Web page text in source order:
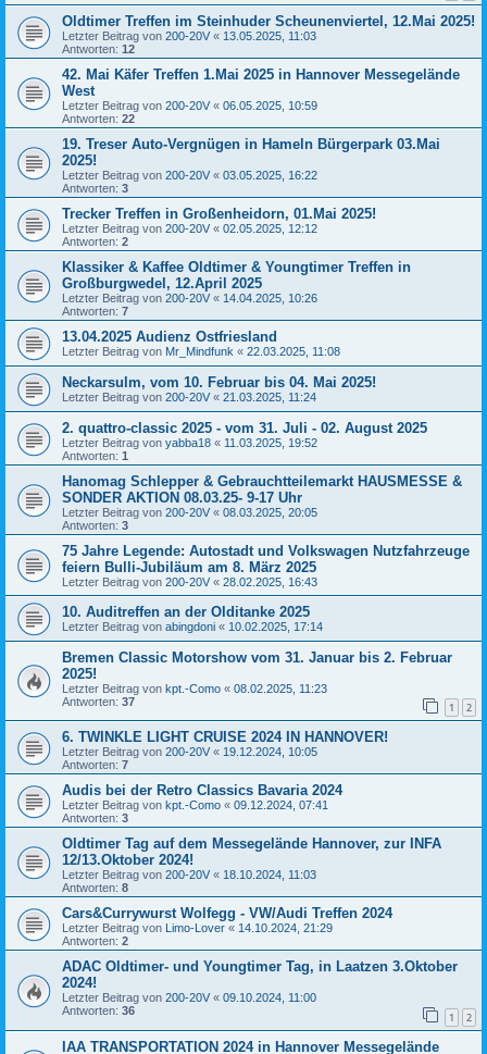
Oldtimer Treffen im Steinhuder Scheunenviertel, 12.Mai 2025!
Letzter Beitrag von 200-20V « 13.05.2025, 11:03
Antworten: 12
42. Mai Käfer Treffen 1.Mai 2025 in Hannover Messegelände
West
Letzter Beitrag von 200-20V « 06.05.2025, 10:59
Antworten: 22
19. Treser Auto-Vergnügen in Hameln Bürgerpark 03.Mai
2025!
Letzter Beitrag von 200-20V « 03.05.2025, 16:22
Antworten: 3
Trecker Treffen in Großenheidorn, 01.Mai 2025!
Letzter Beitrag von 200-20V « 02.05.2025, 12:12
Antworten: 2
Klassiker & Kaffee Oldtimer & Youngtimer Treffen in
Großburgwedel, 12.April 2025
Letzter Beitrag von 200-20V « 14.04.2025, 10:26
Antworten: 7
13.04.2025 Audienz Ostfriesland
Letzter Beitrag von Mr_Mindfunk « 22.03.2025, 11:08
Neckarsulm, vom 10. Februar bis 04. Mai 2025!
Letzter Beitrag von 200-20V « 21.03.2025, 11:24
2. quattro-classic 2025 - vom 31. Juli - 02. August 2025
Letzter Beitrag von yabba18 « 11.03.2025, 19:52
Antworten: 1
Hanomag Schlepper & Gebrauchtteilemarkt HAUSMESSE &
SONDER AKTION 08.03.25- 9-17 Uhr
Letzter Beitrag von 200-20V « 08.03.2025, 20:05
Antworten: 3
75 Jahre Legende: Autostadt und Volkswagen Nutzfahrzeuge
feiern Bulli-Jubiläum am 8. März 2025
Letzter Beitrag von 200-20V « 28.02.2025, 16:43
10. Auditreffen an der Olditanke 2025
Letzter Beitrag von abingdoni « 10.02.2025, 17:14
Bremen Classic Motorshow vom 31. Januar bis 2. Februar
2025!
Letzter Beitrag von kpt.-Como « 08.02.2025, 11:23
Antworten: 37 1 2
6. TWINKLE LIGHT CRUISE 2024 IN HANNOVER!
Letzter Beitrag von 200-20V « 19.12.2024, 10:05
Antworten: 7
Audis bei der Retro Classics Bavaria 2024
Letzter Beitrag von kpt.-Como « 09.12.2024, 07:41
Antworten: 3
Oldtimer Tag auf dem Messegelände Hannover, zur INFA
12/13.Oktober 2024!
Letzter Beitrag von 200-20V « 18.10.2024, 11:03
Antworten: 8
Cars&Currywurst Wolfegg - VW/Audi Treffen 2024
Letzter Beitrag von Limo-Lover « 14.10.2024, 21:29
Antworten: 2
ADAC Oldtimer- und Youngtimer Tag, in Laatzen 3.Oktober
2024!
Letzter Beitrag von 200-20V « 09.10.2024, 11:00
Antworten: 36 1 2
IAA TRANSPORTATION 2024 in Hannover Messegelände